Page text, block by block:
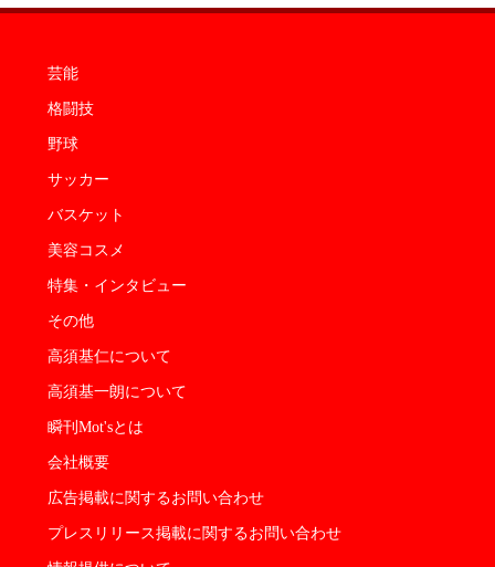
芸能
格闘技
野球
サッカー
バスケット
美容コスメ
特集・インタビュー
その他
高須基仁について
高須基一朗について
瞬刊Mot'sとは
会社概要
広告掲載に関するお問い合わせ
プレスリリース掲載に関するお問い合わせ